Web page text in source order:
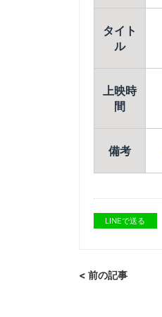
タイト
ル
上映時
間
備考
LINEで送る
< 前の記事